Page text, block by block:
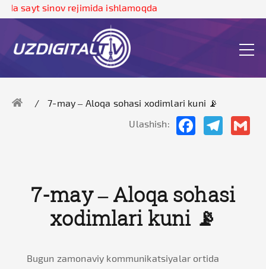
sayt sinov rejimida ishlamoqda
7-may – Aloqa sohasi xodimlari kuni 📡
Ulashish:
FacebookTelegram
7-may – Aloqa sohasi
xodimlari kuni 📡
Bugun zamonaviy kommunikatsiyalar ortida